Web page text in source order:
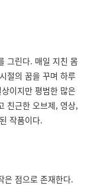
그린다. 매일 지친 몸
절의 꿈을 꾸며 하루
이지만 평범한 많은
친근한 오브제, 영상,
작품이다.
은 점으로 존재한다.